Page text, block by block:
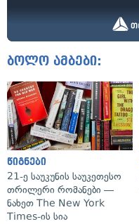
ბოლო ამბები:
წიგნები
21-ე საუკუნის საუკეთესო
თრილერი რომანები —
ნახეთ The New York
Times-ის სია